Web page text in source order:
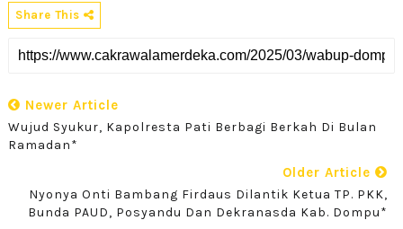
Share This
Newer Article
Wujud Syukur, Kapolresta Pati Berbagi Berkah Di Bulan
Ramadan*
Older Article
Nyonya Onti Bambang Firdaus Dilantik Ketua TP. PKK,
Bunda PAUD, Posyandu Dan Dekranasda Kab. Dompu*